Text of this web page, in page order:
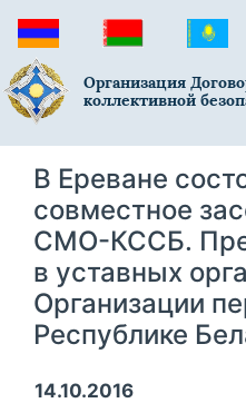
Организация
коллективной
В Ереване
совместное
СМО-КССБ.
в уставных
Организации
Республике
14.10.2016